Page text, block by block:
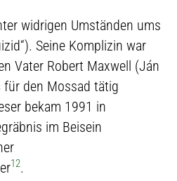
widrigen Umständen ums
Seine Komplizin war
Vater Robert Maxwell (Ján
für den Mossad tätig
bekam 1991 in
im Beisein
12.